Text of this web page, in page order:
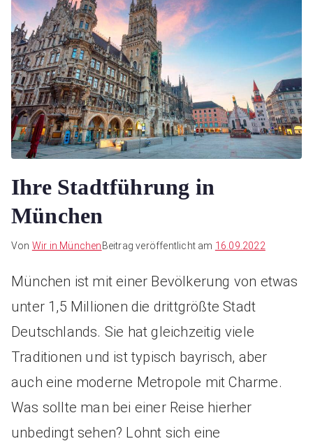
Ihre Stadtführung in
München
Von Wir in MünchenBeitrag veröffentlicht am 16.09.2022
München ist mit einer Bevölkerung von etwas
unter 1,5 Millionen die drittgrößte Stadt
Deutschlands. Sie hat gleichzeitig viele
Traditionen und ist typisch bayrisch, aber
auch eine moderne Metropole mit Charme.
Was sollte man bei einer Reise hierher
unbedingt sehen? Lohnt sich eine